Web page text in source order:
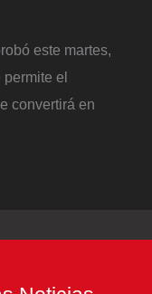
este martes,
permite el
convertirá en